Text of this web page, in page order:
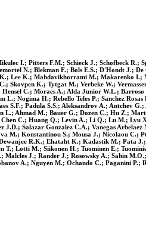
I.; Pitters F.M.; Schieck J.; Schofbeck R.;
N.; Blekman F.; Bols E.S.; D'Hondt J.;
Lee K.; Mahdavikhorrami M.; Makarenko I.;
Skovpen K.; Tytgat M.; Verbeke W.;
C.; Moraes A.; Alda Junior W.L.;
Nogima H.; Rebello Teles P.; Sanchez
S.F.; Padula S.S.; Aleksandrov A.; Antchev
Ahmad M.; Bauer G.; Dozen C.; Hu Z.;
C.; Huang Q.; Levin A.; Li Q.; Lu M.; Lyu
Salazar Gonzalez C.A.; Vanegas
Konstantinou S.; Mousa J.; Nicolaou C.;
R.K.; Ehataht K.; Kadastik M.; Pata
Lotti M.; Siikonen H.; Tuominen E.;
J.; Rander J.; Rosowsky A.; Sahin
A.; Nguyen M.; Ochando C.; Paganini P.;